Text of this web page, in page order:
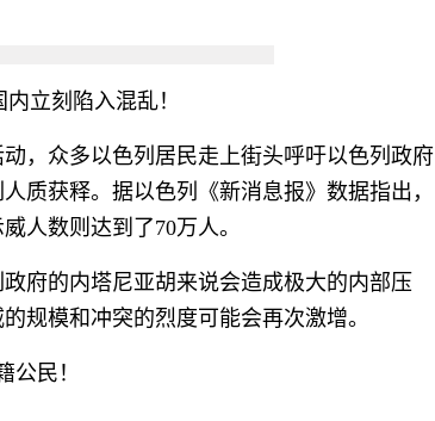
立刻陷入混乱！
，众多以色列居民走上街头呼吁以色列政府
质获释。据以色列《新消息报》数据指出，
人数则达到了70万人。
府的内塔尼亚胡来说会造成极大的内部压
规模和冲突的烈度可能会再次激增。
公民！